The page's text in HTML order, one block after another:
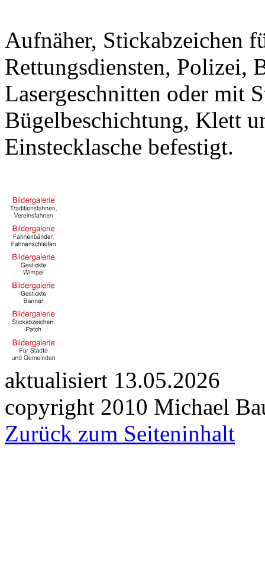
Aufnäher, Stickabzeichen
Rettungsdiensten, Polizei,
Lasergeschnitten oder mit
Bügelbeschichtung, Klett
Einstecklasche befestigt.
aktualisiert 13.05.2026
copyright 2010 Michael
Zurück zum Seiteninhalt